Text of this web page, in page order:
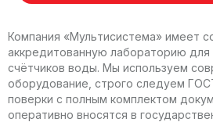
Компания «Мультисистема» имеет
аккредитованную лабораторию для
счётчиков воды. Мы используем
оборудование, строго следуем
поверки с полным комплектом
оперативно вносятся в